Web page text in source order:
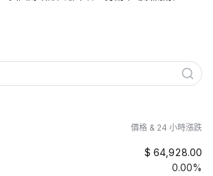
價格 & 24 小時漲跌
$ 64,928.00
0.00%